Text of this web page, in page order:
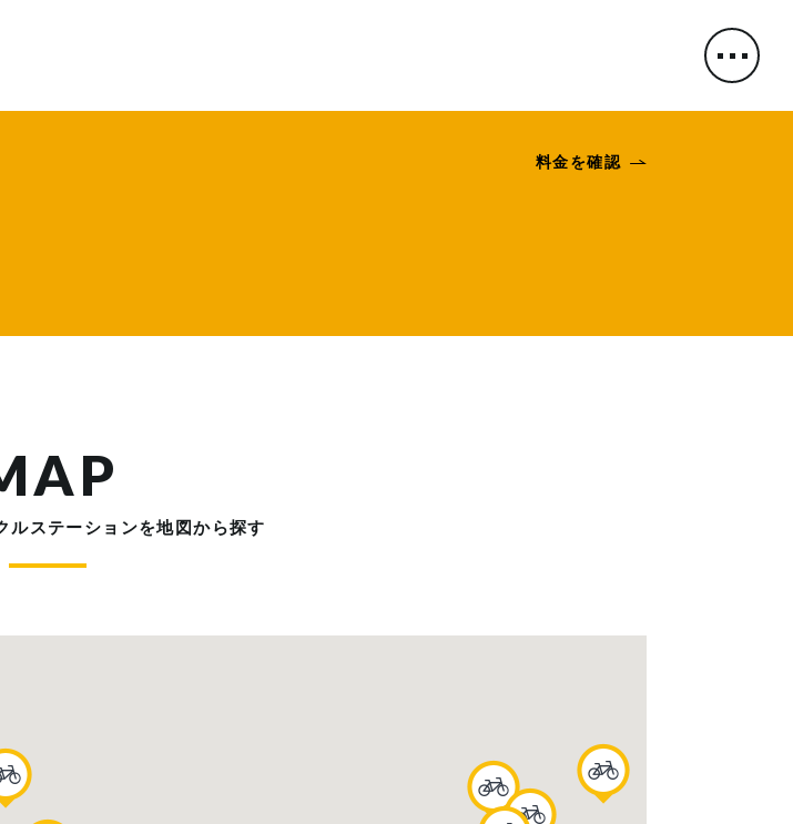
料金を確認
ルステーションを地図から探す